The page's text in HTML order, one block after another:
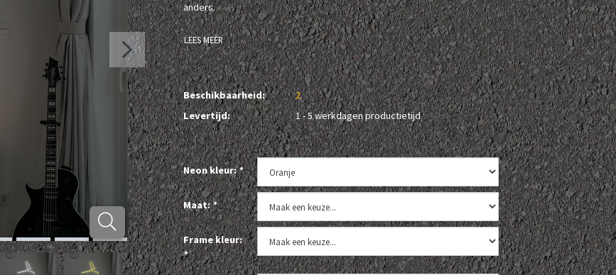
anders.
LEES MEER
Beschikbaarheid:
2
Levertijd:
1 - 5 werkdagen productietijd
Neon kleur:*
Maat:*
Frame kleur:
*